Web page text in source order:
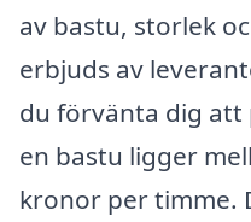
av bastu, storlek
erbjuds av
du förvänta dig
en bastu ligger
kronor per timme.